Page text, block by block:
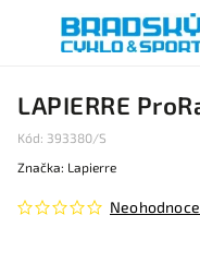
LAPIERRE
Kód: 393380/S
Značka: Lapierre